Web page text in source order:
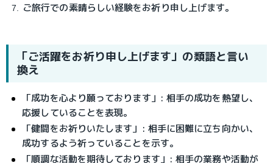
ご旅行での素晴らしい経験をお祈り申し上げます。
「ご活躍をお祈り申し上げます」の類語と言い
換え
「成功を心より願っております」 : 相手の成功を熱望し、
応援していることを表現。
「健闘をお祈りいたします」 : 相手に困難に立ち向かい、
成功するよう祈っていることを示す。
「順調な活動を期待しております」 : 相手の業務や活動が